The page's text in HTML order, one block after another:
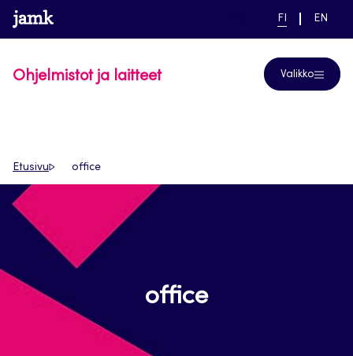
Siirry
suoraan
www.jamk.fi linkki pääsivustolle
NYKYINEN
FI
VAIHDA
EN
Ohjelmistot ja laitteet Valikko
Etusivu office
office